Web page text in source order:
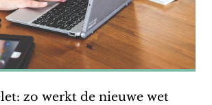
zo werkt de nieuwe wet